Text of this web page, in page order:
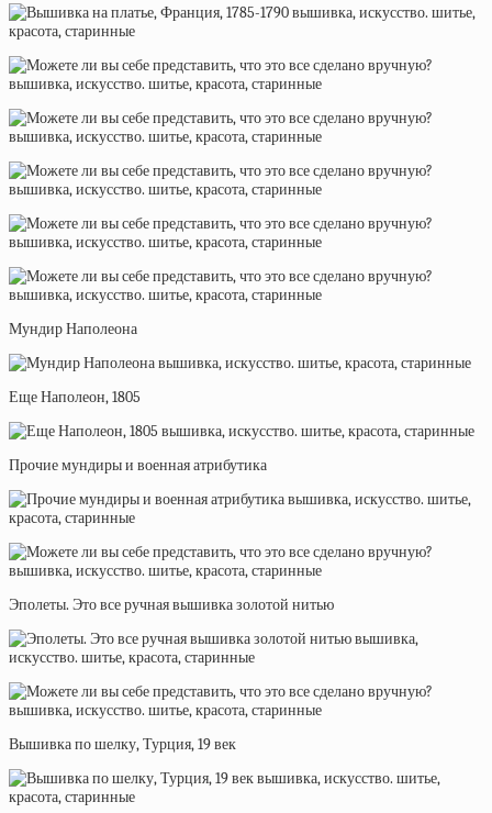
Мундир Наполеона
Еще Наполеон, 1805
Прочие мундиры и военная атрибутика
Эполеты. Это все ручная вышивка золотой нитью
Вышивка по шелку, Турция, 19 век